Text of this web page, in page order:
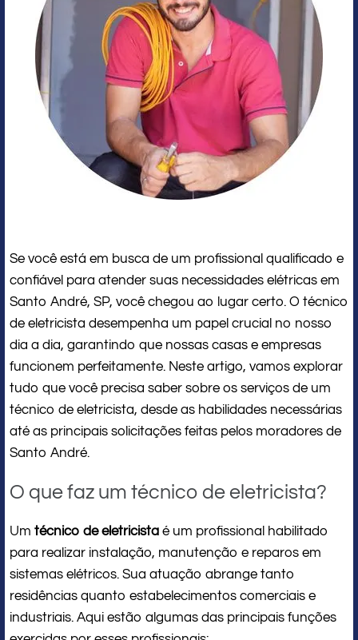
Se você está em busca de um profissional qualificado e
confiável para atender suas necessidades elétricas em
Santo André, SP, você chegou ao lugar certo. O técnico
de eletricista desempenha um papel crucial no nosso
dia a dia, garantindo que nossas casas e empresas
funcionem perfeitamente. Neste artigo, vamos explorar
tudo que você precisa saber sobre os serviços de um
técnico de eletricista, desde as habilidades necessárias
até as principais solicitações feitas pelos moradores de
Santo André.
O que faz um técnico de eletricista?
Um técnico de eletricista é um profissional habilitado
para realizar instalação, manutenção e reparos em
sistemas elétricos. Sua atuação abrange tanto
residências quanto estabelecimentos comerciais e
industriais. Aqui estão algumas das principais funções